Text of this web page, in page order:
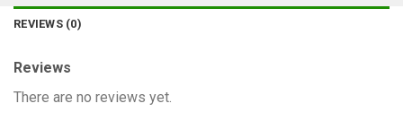
REVIEWS (0)
Reviews
There are no reviews yet.